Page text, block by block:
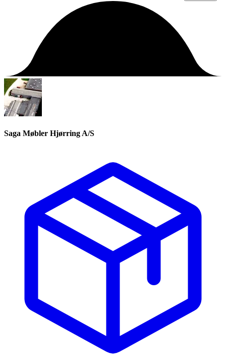
Saga Møbler Hjørring A/S